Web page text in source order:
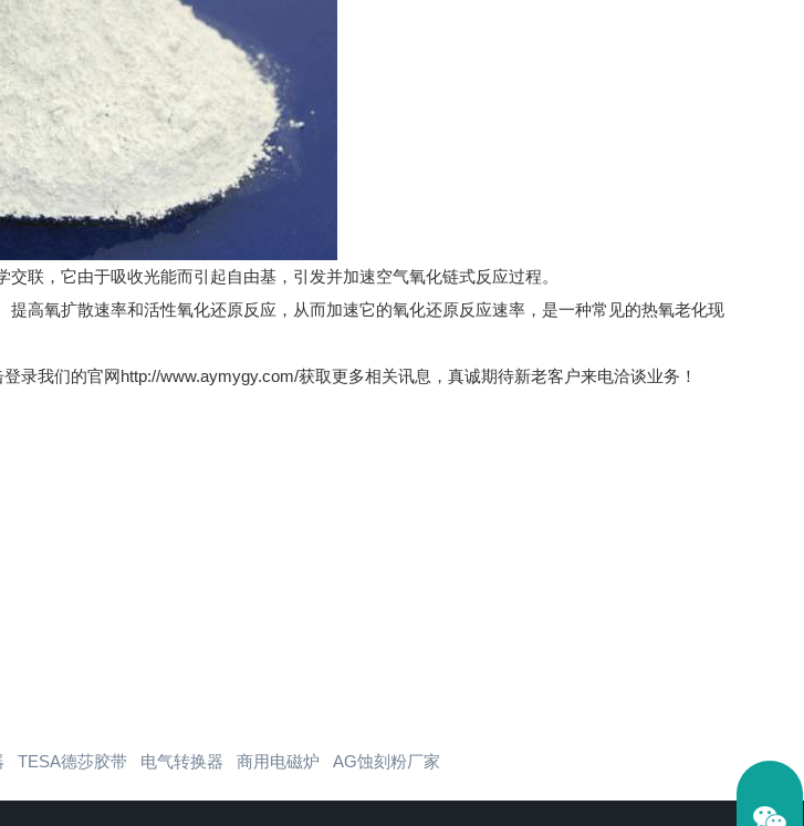
联，它由于吸收光能而引起自由基，引发并加速空气氧化链式反应过程。
氧扩散速率和活性氧化还原反应，从而加速它的氧化还原反应速率，是一种常见的热氧老化现
录我们的官网http://www.aymygy.com/获取更多相关讯息，真诚期待新老客户来电洽谈业务！
TESA德莎胶带 电气转换器 商用电磁炉 AG蚀刻粉厂家